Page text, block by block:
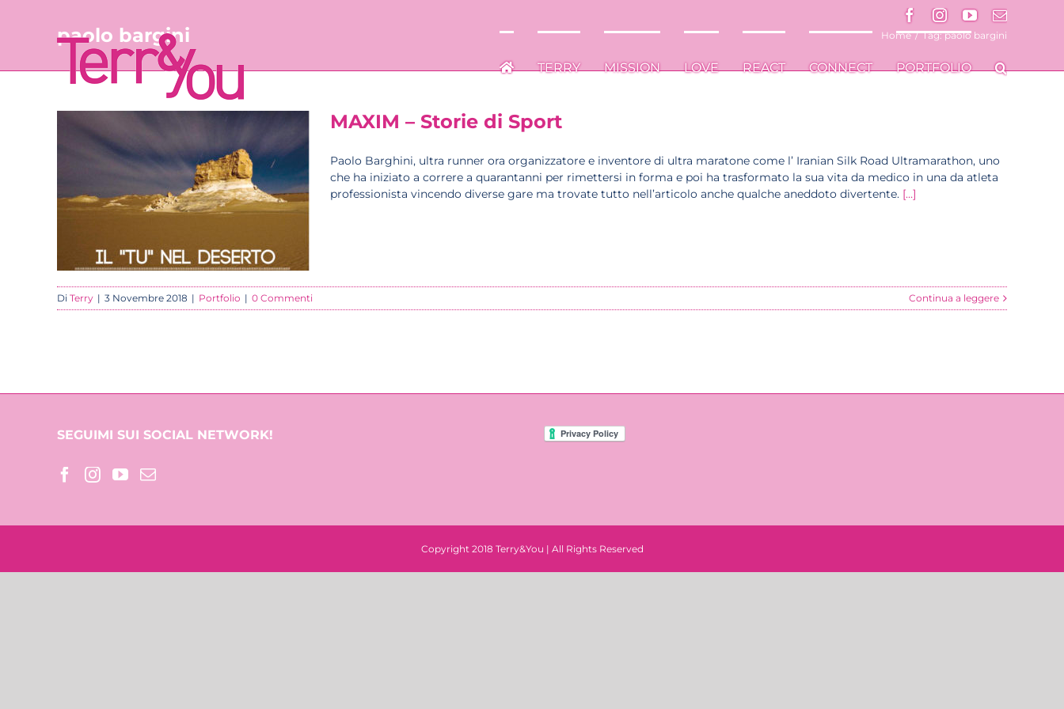
FacebookInstagram
YouTubeEmail
TERRY MISSION LOVE REACT CONNECT PORTFOLIO
FacebookInstagram
YouTubeEmail
TERRY MISSION LOVE REACT CONNECT PORTFOLIO
paolo bargini Home / Tag:paolo bargini
MAXIM – Storie di Sport
Paolo Barghini, ultra runner ora organizzatore e inventore di ultra maratone come l’ Iranian Silk Road Ultramarathon, uno
che ha iniziato a correre a quarantanni per rimettersi in forma e poi ha trasformato la sua vita da medico in una da atleta
professionista vincendo diverse gare ma trovate tutto nell’articolo anche qualche aneddoto divertente. […]
Di Terry | 3 Novembre 2018 | Portfolio | 0 Commenti Continua a leggere
SEGUIMI SUI SOCIAL NETWORK!
Copyright 2018 Terry&You | All Rights Reserved